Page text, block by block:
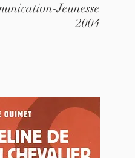
Jeunesse
2004